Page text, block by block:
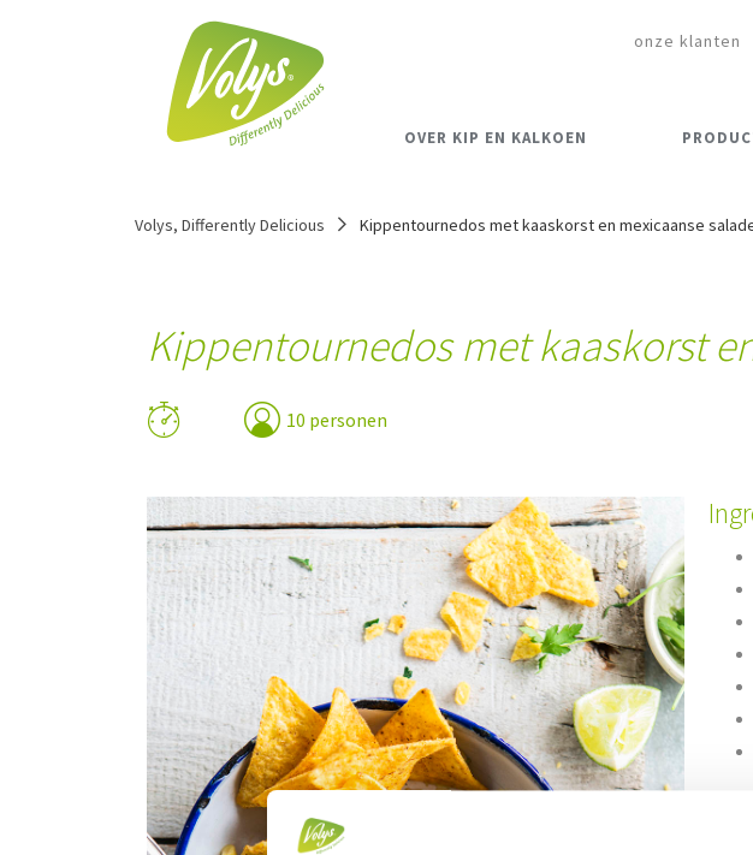
onze klanten
OVER KIP EN KALKOEN
Volys, Differently Delicious Kippentournedos met kaaskorst en mexicaanse
Kippentournedos met kaaskorst
10 personen